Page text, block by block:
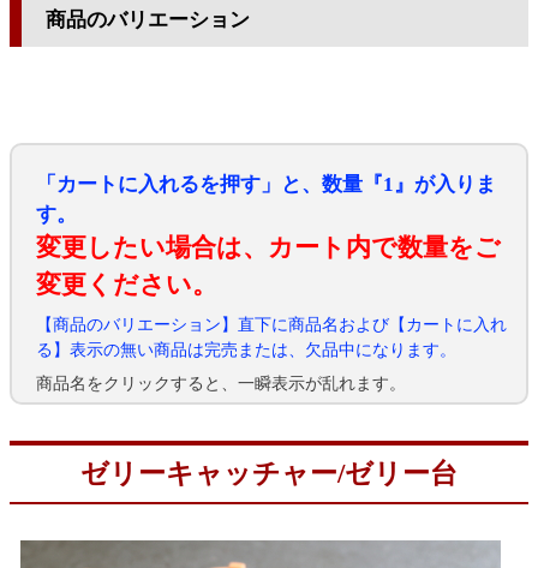
商品のバリエーション
「カートに入れるを押す」と、数量『1』が入りま
す。
変更したい場合は、カート内で数量をご
変更ください。
【商品のバリエーション】直下に商品名および【カートに入れ
る】表示の無い商品は完売または、欠品中になります。
商品名をクリックすると、一瞬表示が乱れます。
ゼリーキャッチャー/ゼリー台